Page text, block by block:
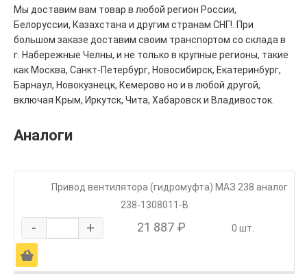
Мы доставим вам товар в любой регион России,
Белоруссии, Казахстана и другим странам СНГ!. При
большом заказе доставим своим транспортом со склада в
г. Набережные Челны, и не только в крупные регионы, такие
как Москва, Санкт-Петербург, Новосибирск, Екатеринбург,
Барнаул, Новокузнецк, Кемерово но и в любой другой,
включая Крым, Иркутск, Чита, Хабаровск и Владивосток.
Аналоги
Привод вентилятора (гидромуфта) МАЗ 238 аналог
238-1308011-В
- + 21 887 ₽ 0 шт.
Ä